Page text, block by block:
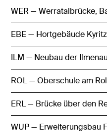
WER — Werratalbrücke,
ROL — Oberschule am